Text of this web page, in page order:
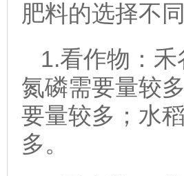
肥料的选择不同
1.看作物：
氮磷需要量较
要量较多；水
多。